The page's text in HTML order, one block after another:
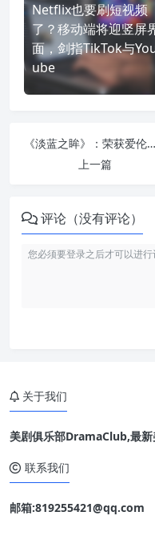
Netflix也要刷短视频
了？移动端将迎竖屏
面，剑指TikTok与
ube
《淡蓝之眸》：荣获爱伦坡奖最佳小说奖提名，震撼全球的悬疑巨作
上一篇
评论（没有评论）
关于我们
美剧俱乐部DramaClub,最
联系我们
邮箱:819255421@qq.com